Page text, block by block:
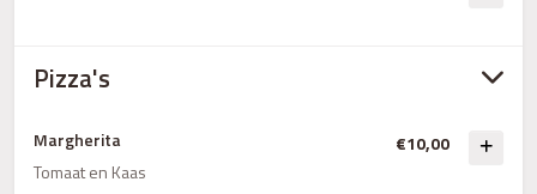
Pizza's
Margherita
Tomaat en Kaas
€10,00